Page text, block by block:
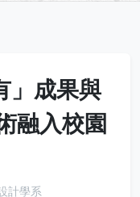
」成果與
融入校園
計學系